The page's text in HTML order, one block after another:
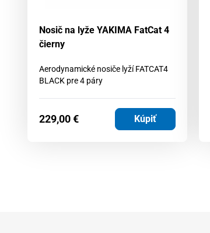
Nosič na lyže YAKIMA FatCat 4
čierny
Aerodynamické nosiče lyží FATCAT4
BLACK pre 4 páry
229,00€ Kúpiť